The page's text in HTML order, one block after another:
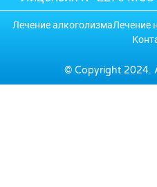
© Copyright 2024.
Лечение алкоголизмаЛечение